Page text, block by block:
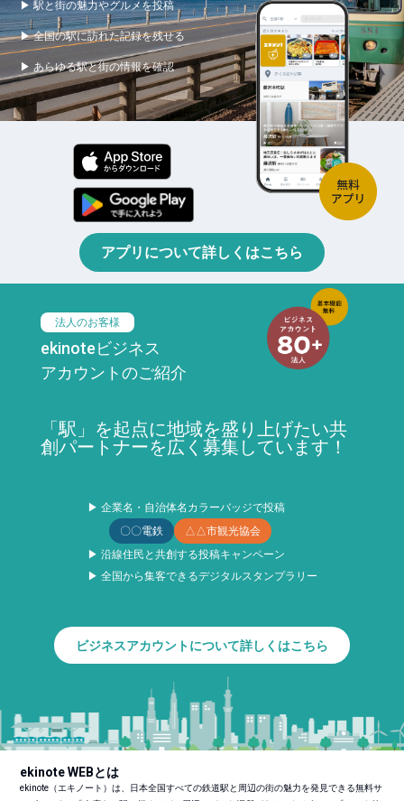
▶ 駅と街の魅力やグルメを投稿
▶ 全国の駅に訪れた記録を残せる
▶ あらゆる駅と街の情報を確認
アプリについて詳しくはこちら
法人のお客様
ekinoteビジネス
アカウントのご紹介
「駅」を起点に地域を盛り上げたい共
創パートナーを広く募集しています！
▶ 企業名・自治体名カラーバッジで投稿
〇〇電鉄
△△市観光協会
▶ 沿線住民と共創する投稿キャンペーン
▶ 全国から集客できるデジタルスタンプラリー
ビジネスアカウントについて詳しくはこちら
ekinote WEBとは
ekinote（エキノート）は、日本全国すべての鉄道駅と周辺の街の魅力を発見できる無料サ